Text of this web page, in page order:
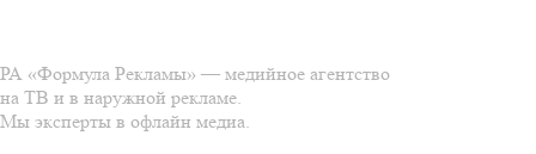
РА «Формула Рекламы» — медийное агентство
на ТВ и в наружной рекламе.
Мы эксперты в офлайн медиа.